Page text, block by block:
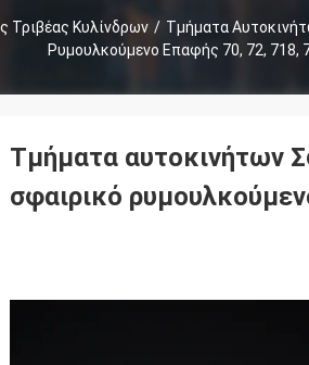
Τριβέας Κυλίνδρων / Τμήματα
Ρυμουλκούμενο Επαφής 70, 72, 718,
Τμήματα αυτοκινήτων
σφαιρικό